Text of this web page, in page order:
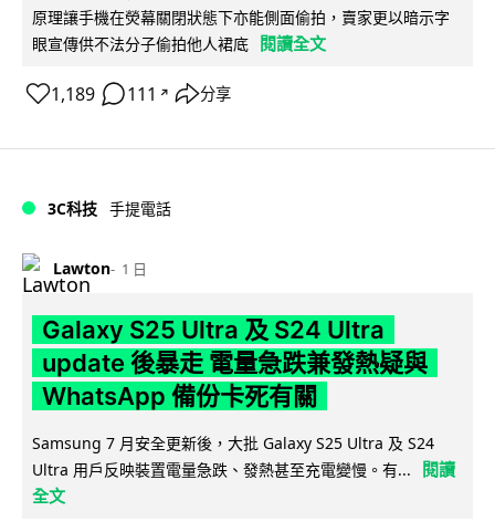
原理讓手機在熒幕關閉狀態下亦能側面偷拍，賣家更以暗示字
眼宣傳供不法分子偷拍他人裙底
閱讀全文
1,189 111 ↗ 分享
3C科技 手提電話
Lawton 1 日
Galaxy S25 Ultra 及 S24 Ultra
update 後暴走 電量急跌兼發熱疑與
WhatsApp 備份卡死有關
Samsung 7 月安全更新後，大批 Galaxy S25 Ultra 及 S24
Ultra 用戶反映裝置電量急跌、發熱甚至充電變慢。有...
閱讀
全文